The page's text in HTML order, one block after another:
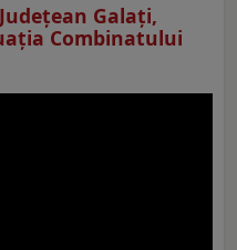
Galaţi,
Combinatului